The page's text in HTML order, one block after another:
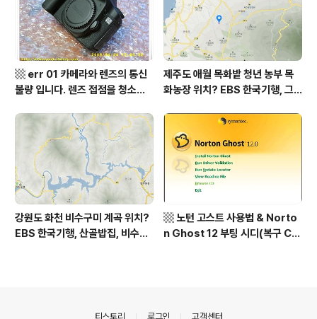
sh to Korean translation
석산 거망산 기백산
▩ err 01 카메라와 렌즈의 통신
불량 입니다. 렌즈 접점을 청소하
제주도 애월 목화밭 청년 농부 목
화농장 위치? EBS 한국기행, 그
사나이, 애월읍 어음리 정보람 씨
목화 재배 '목화오름' 목화농장 어
디? / 제주도 가볼 만한 곳
강원도 화천 비수구미 계곡 위치?
EBS 한국기행, 산골밥집, 비수구
▩ 노턴 고스트 사용법 & Norto
n Ghost 12 부팅 시디(복구 C
티스토리 로그인 고객센터